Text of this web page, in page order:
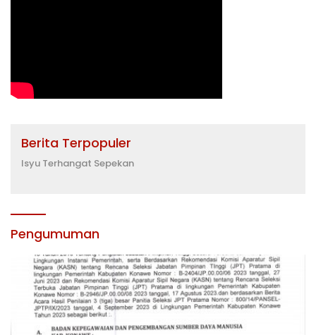
Berita Terpopuler
Isyu Terhangat Sepekan
Pengumuman